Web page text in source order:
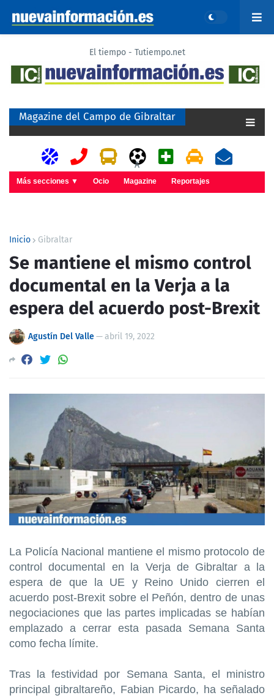
El tiempo - Tutiempo.net
Magazine del Campo de Gibraltar
A
Más secciones ▼ Ocio Magazine Reportajes
Inicio Gibraltar
Se mantiene el mismo control
documental en la Verja a la
espera del acuerdo post-Brexit
Agustín Del Valle—abril 19, 2022
La Policía Nacional mantiene el mismo protocolo de
control documental en la Verja de Gibraltar a la
espera de que la UE y Reino Unido cierren el
acuerdo post-Brexit sobre el Peñón, dentro de unas
negociaciones que las partes implicadas se habían
emplazado a cerrar esta pasada Semana Santa
como fecha límite.
Tras la festividad por Semana Santa, el ministro
principal gibraltareño, Fabian Picardo, ha señalado